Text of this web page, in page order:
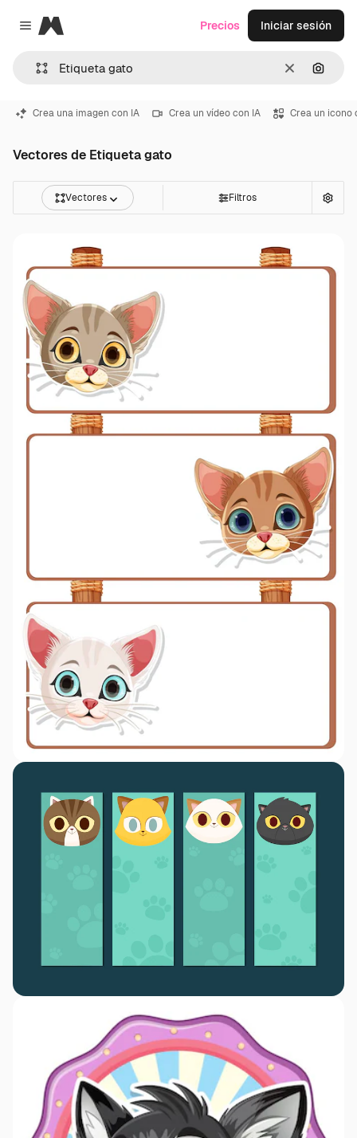
Close menu
Magnific
Borrar
Precios Iniciar sesión
Crea una imagen con IA Crea un vídeo con IA Crea un icono
Vectores de Etiqueta gato
Vectores Filtros